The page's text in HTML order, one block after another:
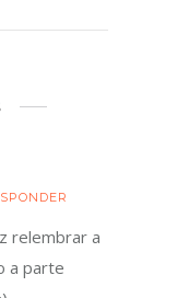
relembrar a
a parte